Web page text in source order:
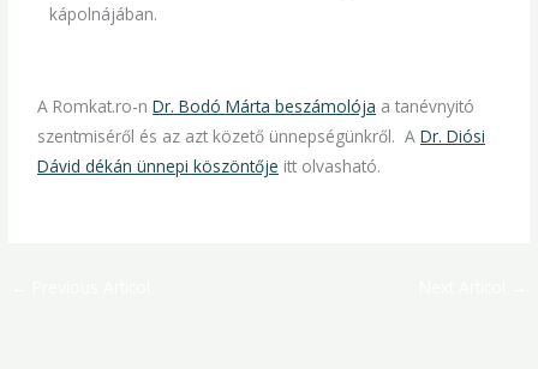
kápolnájában.
A Romkat.ro-nDr. Bodó Márta beszámolója a tanévnyitó
szentmiséről és az azt közető ünnepségünkről. ADr. Diósi
Dávid dékán ünnepi köszöntője itt olvasható.